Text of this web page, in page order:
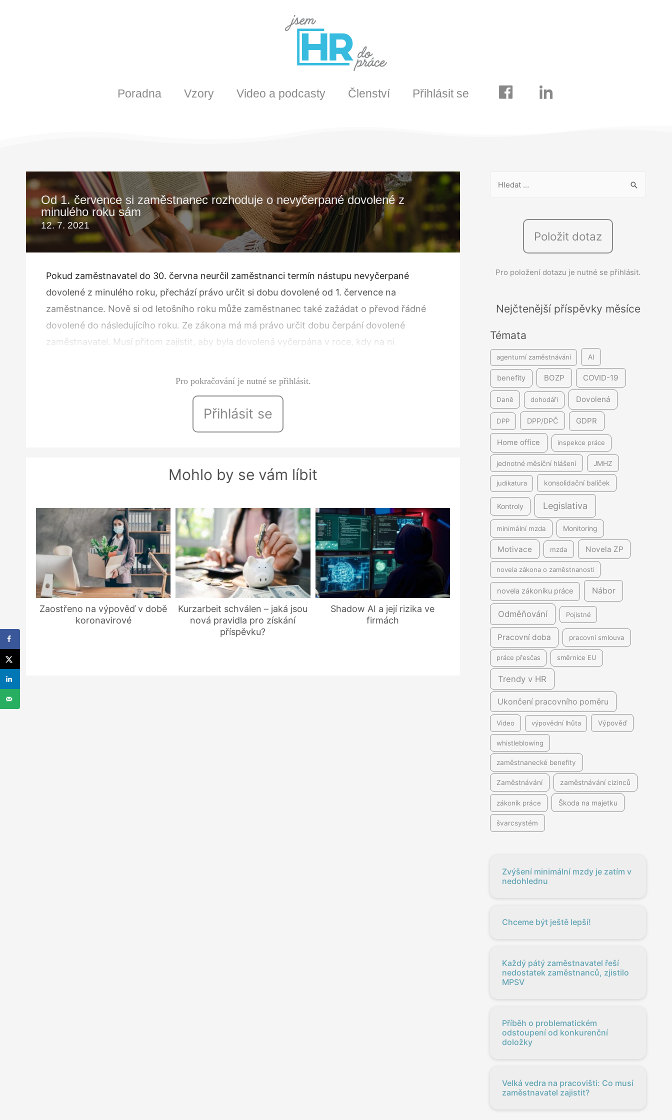
Poradna Vzory Video a podcasty Členství Přihlásit se
Od 1. července si zaměstnanec rozhoduje o nevyčerpané dovolené z
minulého roku sám
12. 7. 2021
Pokud zaměstnavatel do 30. června neurčil zaměstnanci termín nástupu nevyčerpané
dovolené z minulého roku, přechází právo určit si dobu dovolené od 1. července na
zaměstnance. Nově si od letošního roku může zaměstnanec také zažádat o převod řádné
dovolené do následujícího roku. Ze zákona má má právo určit dobu čerpání dovolené
zaměstnavatel. Musí přitom zajistit, aby byla dovolená vyčerpána v roce, kdy na ni
Pro pokračování je nutné se přihlásit.
Přihlásit se
Mohlo by se vám líbit
Zaostřeno na výpověď v době
koronavirové
Kurzarbeit schválen – jaká jsou
nová pravidla pro získání
příspěvku?
Shadow AI a její rizika ve
firmách
Položit dotaz
Pro položení dotazu je nutné se přihlásit.
Nejčtenější příspěvky měsíce
Témata
agenturní zaměstnávání AI
benefity BOZP COVID-19
Daně dohodáři Dovolená
DPP DPP/DPČ GDPR
Home office inspekce práce
jednotné měsíční hlášení JMHZ
judikatura konsolidační balíček
Kontroly Legislativa
minimální mzda Monitoring
Motivace mzda Novela ZP
novela zákona o zaměstnanosti
novela zákoníku práce Nábor
Odměňování Pojistné
Pracovní doba pracovní smlouva
práce přesčas směrnice EU
Trendy v HR
Ukončení pracovního poměru
Video výpovědní lhůta Výpověď
whistleblowing
zaměstnanecké benefity
Zaměstnávání zaměstnávání cizinců
zákoník práce Škoda na majetku
švarcsystém
Zvýšení minimální mzdy je zatím v
nedohlednu
Chceme být ještě lepší!
Každý pátý zaměstnavatel řeší
nedostatek zaměstnanců, zjistilo
MPSV
Příběh o problematickém
odstoupení od konkurenční
doložky
Velká vedra na pracovišti: Co musí
zaměstnavatel zajistit?